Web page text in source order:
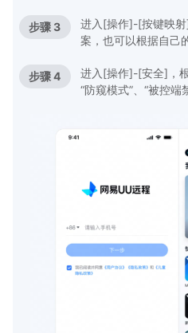
步骤 3
进入[操作]-[按键映
案，也可以根据自己
步骤 4
进入[操作]-[安全]，
“防窥模式”、“被控端